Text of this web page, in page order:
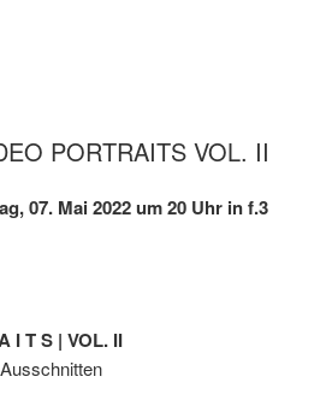
PORTRAITS VOL. II
07. Mai 2022 um 20 Uhr in f.3
V I D E O P O R T R A I T S | VOL. II